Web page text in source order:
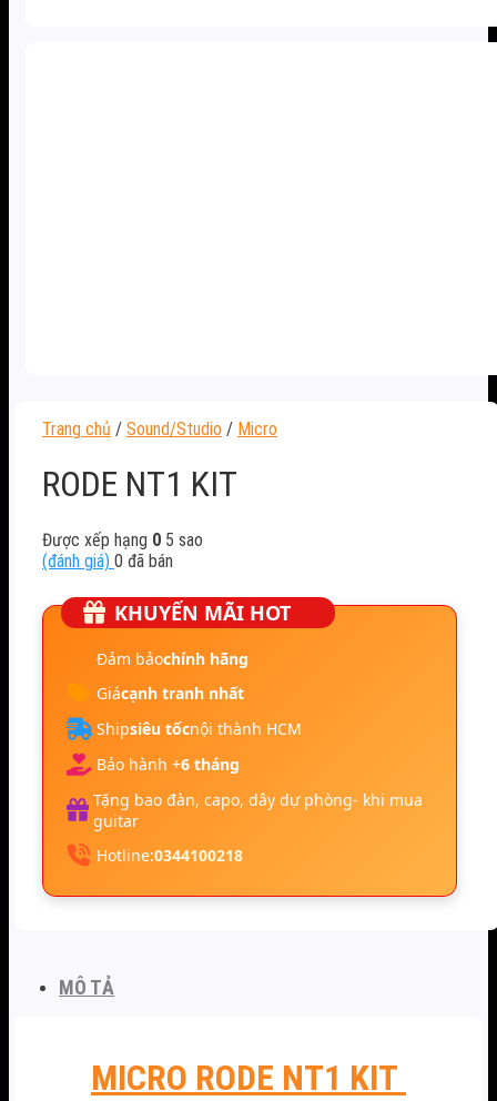
Trang chủ / Sound/Studio / Micro
RODE NT1 KIT
Được xếp hạng 0 5 sao
(đánh giá) 0 đã bán
KHUYẾN MÃI HOT
Đảm bảochính hãng
Giácạnh tranh nhất
Shipsiêu tốcnội thành HCM
Bảo hành +6 tháng
Tặng bao đàn, capo, dây dự phòng- khi mua
guitar
Hotline:0344100218
MÔ TẢ
MICRO RODE NT1 KIT